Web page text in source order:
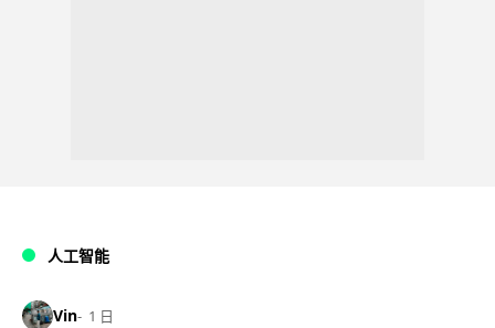
人工智能
Vin 1 日